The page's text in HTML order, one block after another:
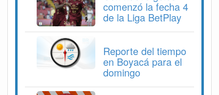
comenzó la fecha 4
de la Liga BetPlay
Reporte del tiempo
en Boyacá para el
domingo